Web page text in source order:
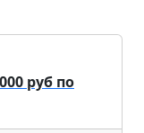
руб по